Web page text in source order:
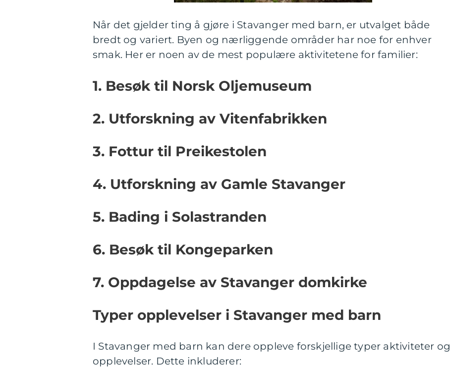
Når det gjelder ting å gjøre i Stavanger med barn, er utvalget både
bredt og variert. Byen og nærliggende områder har noe for enhver
smak. Her er noen av de mest populære aktivitetene for familier:
1. Besøk til Norsk Oljemuseum
2. Utforskning av Vitenfabrikken
3. Fottur til Preikestolen
4. Utforskning av Gamle Stavanger
5. Bading i Solastranden
6. Besøk til Kongeparken
7. Oppdagelse av Stavanger domkirke
Typer opplevelser i Stavanger med barn
I Stavanger med barn kan dere oppleve forskjellige typer aktiviteter og
opplevelser. Dette inkluderer: